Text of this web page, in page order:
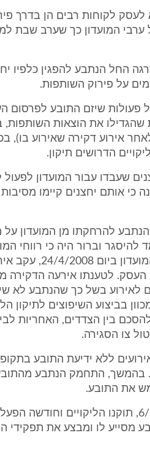
לעסק לקוחות רבים הן בדרך
החל הנתבע להפגין כלפיו
על פירוק השותפות.
פעולות שיזם התובע לפרסום
שהגדילו את הוצאות השותפות,
אירוע דקירה שאירוע
הדרושים תיקון.
שעבדו עבור המועדון לפעול
כי אותם יחצנים קיימו
להרחקתו מן המועדון על
וברור היה כי רווחי
הזדמנות בה
לטענתו אירעה הדקירה
לאירוע בשל כך שהנתבע לא
בביצוע השיפוצים לתיקון
אף שלפי ס' 15 להסכם בין הצדדים,
צו הסגירה.
ללא ידיעת התובע
בהמשך, התחמק הנתבע
את התובע.
כמו כן בחודש 6/2008, תוקנו הליקויים
מסייע לו ומבצע את תפקידי